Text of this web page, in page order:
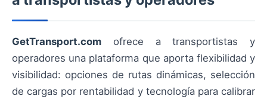
GetTransport.com ofrece a transportistas y
operadores una plataforma que aporta flexibilidad y
visibilidad: opciones de rutas dinámicas, selección
de cargas por rentabilidad y tecnología para calibrar